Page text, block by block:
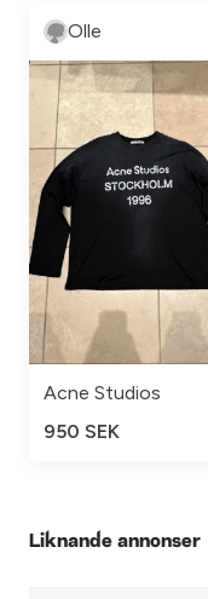
Olle
Acne Studios
950 SEK
Liknande annonser